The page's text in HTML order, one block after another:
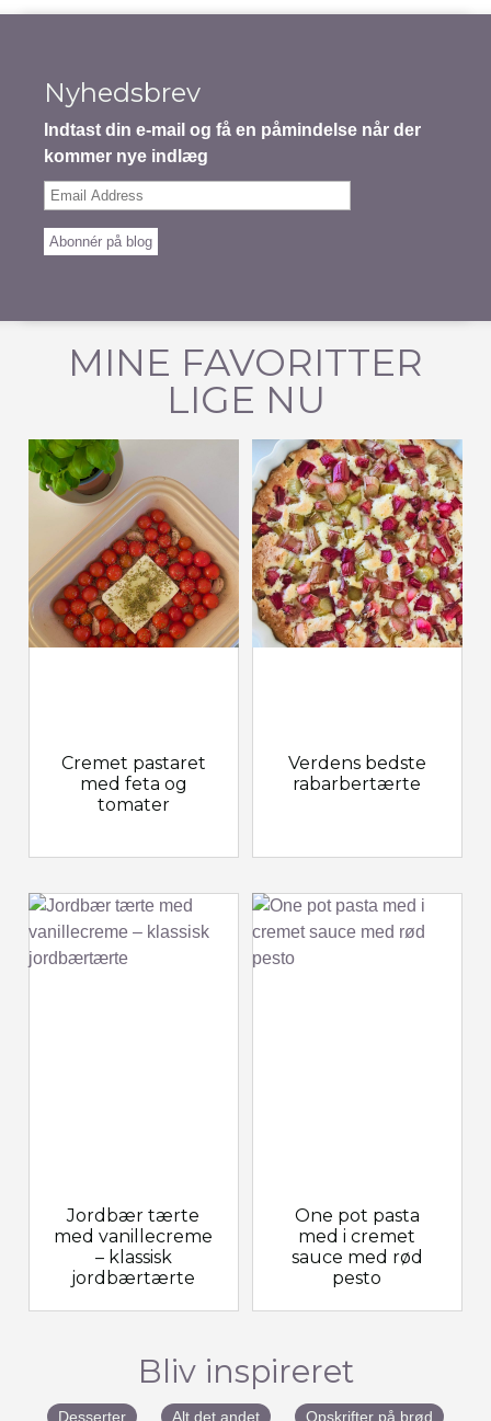
Nyhedsbrev
Indtast din e-mail og få en påmindelse når der
kommer nye indlæg
Email
Abonnér på blog
MINE FAVORITTER
LIGE NU
Cremet pastaret
med feta og
tomater
Jordbær tærte
med vanillecreme
– klassisk
jordbærtærte
Verdens bedste
rabarbertærte
One pot pasta
med i cremet
sauce med rød
pesto
Bliv inspireret
Desserter Alt det andet Opskrifter på brød